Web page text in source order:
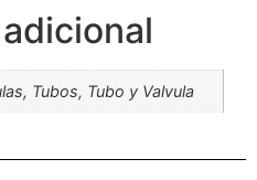
Tubos, Tubo y Valvula